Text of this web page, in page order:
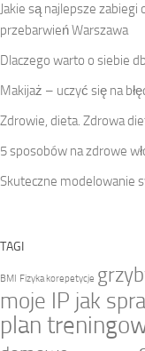
Jakie są najlepsze zabiegi
przebarwień Warszawa
Dlaczego warto o siebie
Makijaż – uczyć się na
Zdrowie, dieta. Zdrowa
5 sposobów na zdrowe
Skuteczne modelowanie
TAGI
BMI Fizyka korepetycje
moje IP jak
plan